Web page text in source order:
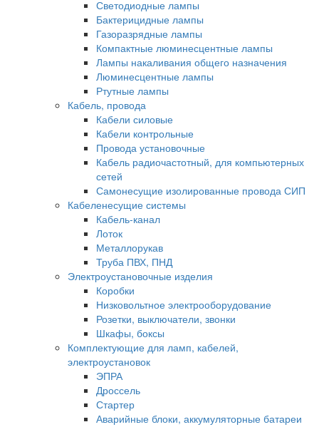
Светодиодные лампы
Бактерицидные лампы
Газоразрядные лампы
Компактные люминесцентные лампы
Лампы накаливания общего назначения
Люминесцентные лампы
Ртутные лампы
Кабель, провода
Кабели силовые
Кабели контрольные
Провода установочные
Кабель радиочастотный, для компьютерных
сетей
Самонесущие изолированные провода СИП
Кабеленесущие системы
Кабель-канал
Лоток
Металлорукав
Труба ПВХ, ПНД
Электроустановочные изделия
Коробки
Низковольтное электрооборудование
Розетки, выключатели, звонки
Шкафы, боксы
Комплектующие для ламп, кабелей,
электроустановок
ЭПРА
Дроссель
Стартер
Аварийные блоки, аккумуляторные батареи